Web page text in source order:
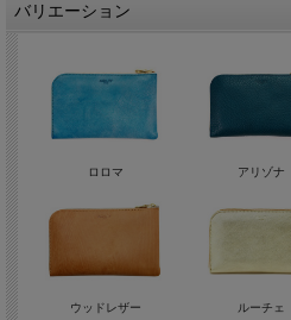
バリエーション
ロロマ アリゾナ
ウッドレザー ルーチェ